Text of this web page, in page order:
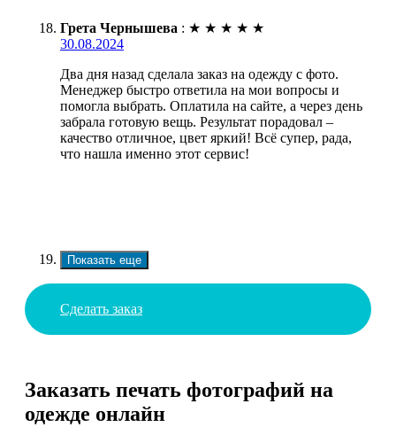
Грета Чернышева : ★ ★ ★ ★ ★
30.08.2024
Два дня назад сделала заказ на одежду с фото.
Менеджер быстро ответила на мои вопросы и
помогла выбрать. Оплатила на сайте, а через день
забрала готовую вещь. Результат порадовал –
качество отличное, цвет яркий! Всё супер, рада,
что нашла именно этот сервис!
Показать еще
Сделать заказ
Заказать печать фотографий на
одежде онлайн